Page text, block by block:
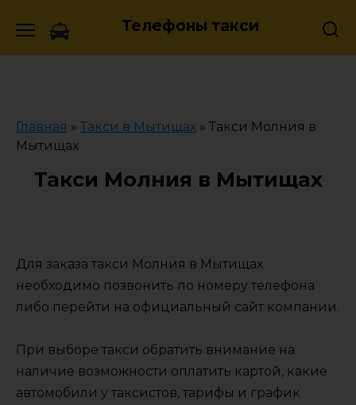
Телефоны такси
Главная » Такси в Мытищах » Такси Молния в
Мытищах
Такси Молния в Мытищах
Для заказа такси Молния в Мытищах
необходимо позвонить по номеру телефона
либо перейти на официальный сайт компании.
При выборе такси обратить внимание на
наличие возможности оплатить картой, какие
автомобили у таксистов, тарифы и график